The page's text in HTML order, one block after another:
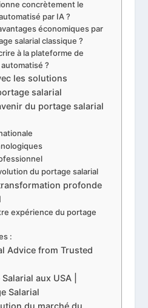
concrètement le
par IA ?
économiques par
salarial classique ?
à la plateforme de
?
les solutions
salarial
du portage salarial
du portage salarial
profonde
expérience du portage
:
Advice from Trusted
aux USA |
Salarial